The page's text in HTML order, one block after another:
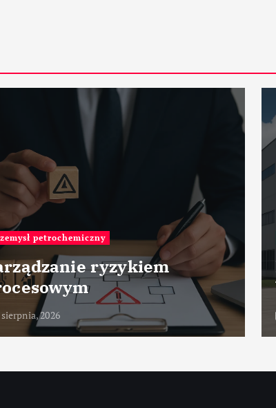
Fabryki na świecie
Leonardo Aircraft Factory –
Venegono – Włochy
6 sierpnia, 2026